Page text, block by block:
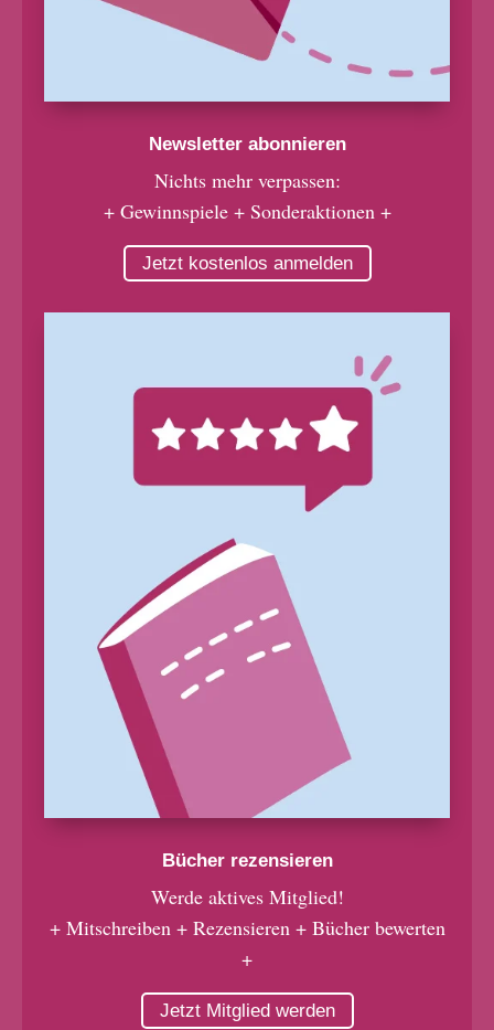
Newsletter abonnieren
Nichts mehr verpassen:
+ Gewinnspiele + Sonderaktionen +
Jetzt kostenlos anmelden
Bücher rezensieren
Werde aktives Mitglied!
+ Mitschreiben + Rezensieren + Bücher bewerten
+
Jetzt Mitglied werden